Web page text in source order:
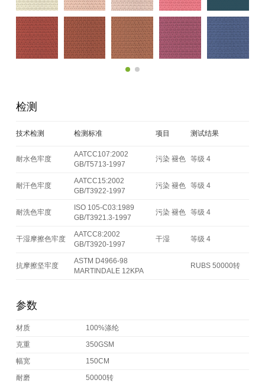
检测
技术检测 检测标准 项目 测试结果
耐水色牢度
AATCC107:2002
GB/T5713-1997
污染 褪色 等级 4
耐汗色牢度
AATCC15:2002
GB/T3922-1997
污染 褪色 等级 4
耐洗色牢度
ISO 105-C03:1989
GB/T3921.3-1997
污染 褪色 等级 4
干湿摩擦色牢度
AATCC8:2002
GB/T3920-1997
干湿 等级 4
抗摩擦坚牢度
ASTM D4966-98
MARTINDALE 12KPA
RUBS 50000转
参数
材质
100%涤纶
克重
350GSM
幅宽
150CM
耐磨
50000转